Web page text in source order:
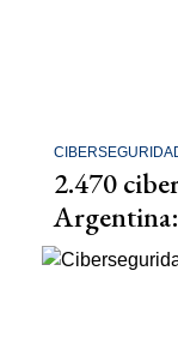
2.470
Argentina: